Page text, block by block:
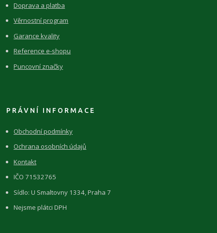
Doprava a platba
Věrnostní program
Garance kvality
Reference e-shopu
Puncovní značky
PRÁVNÍ INFORMACE
Obchodní podmínky
Ochrana osobních údajů
Kontakt
IČO 71532765
Sídlo: U Smaltovny 1334, Praha 7
Nejsme plátci DPH